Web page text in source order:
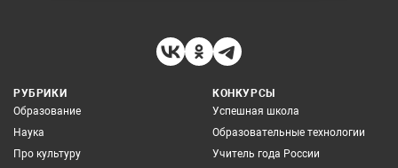
РУБРИКИ
Образование
Наука
Про культуру
КОНКУРСЫ
Успешная школа
Образовательные технологии
Учитель года России